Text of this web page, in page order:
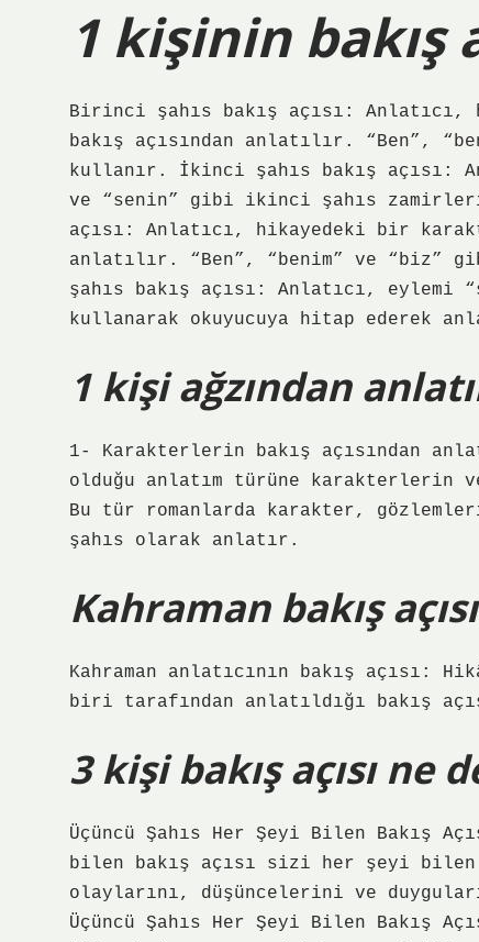
1 kişinin bakış
Birinci şahıs bakış açısı:
bakış açısından anlatılır. “Ben”,
kullanır. İkinci şahıs bakış açısı:
ve “senin” gibi ikinci şahıs
açısı: Anlatıcı, hikayedeki bir
anlatılır. “Ben”, “benim” ve
şahıs bakış açısı: Anlatıcı,
kullanarak okuyucuya hitap ederek
1 kişi ağzından
1- Karakterlerin bakış açısından
olduğu anlatım türüne karakterlerin
Bu tür romanlarda karakter,
şahıs olarak anlatır.
Kahraman bakış
Kahraman anlatıcının bakış açısı:
biri tarafından anlatıldığı bakış
3 kişi bakış açısı ne
Üçüncü Şahıs Her Şeyi Bilen Bakış
bilen bakış açısı sizi her şeyi
olaylarını, düşüncelerini ve
Üçüncü Şahıs Her Şeyi Bilen Bakış